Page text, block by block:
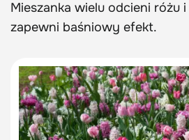
Mieszanka wielu odcieni różu
zapewni baśniowy efekt.